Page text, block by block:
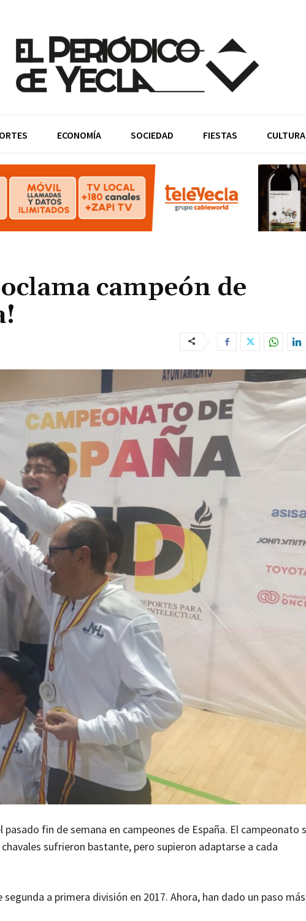
ECONOMÍA SOCIEDAD FIESTAS CULTURA
campeón de
fin de semana en campeones de España. El campeonato
sufrieron bastante, pero supieron adaptarse a cada
a primera división en 2017. Ahora, han dado un paso